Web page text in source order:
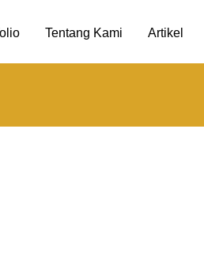
Tentang Kami Artikel